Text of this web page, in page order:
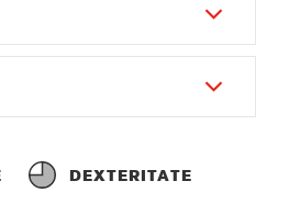
9503.pdfDEXTERITATE